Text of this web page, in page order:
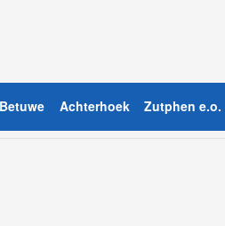
Betuwe Achterhoek Zutphen e.o.